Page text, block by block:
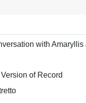
with Amaryllis
of Record